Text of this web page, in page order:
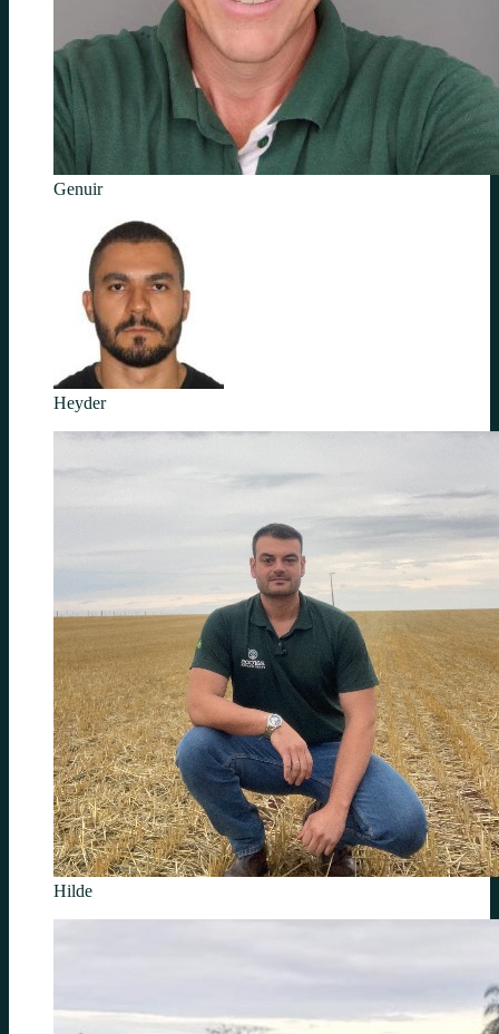
Genuir
Heyder
Hilde